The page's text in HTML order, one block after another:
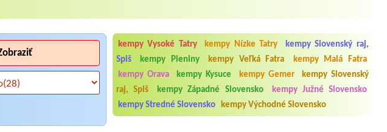
kempy Vysoké Tatry kempy Nízke Tatry
kempy Slovenský raj,
Spiš
kempy Pieniny kempy Veľká Fatra
kempy Malá Fatra
kempy Orava
kempy Kysuce kempy Gemer
kempy Slovenský
raj, Spiš
kempy Západné Slovensko
kempy Južné Slovensko
kempy Stredné Slovensko
kempy Východné Slovensko